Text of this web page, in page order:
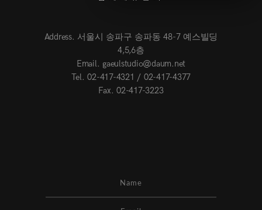
Address. 서울시 송파구 송파동 48-7 예스빌딩
4,5,6층
Email. gaeulstudio@daum.net
Tel. 02-417-4321 / 02-417-4377
Fax. 02-417-3223
8/20 10:00
8/20 11:00
8/23 10:00
8/25 10:00
8/26 10:00